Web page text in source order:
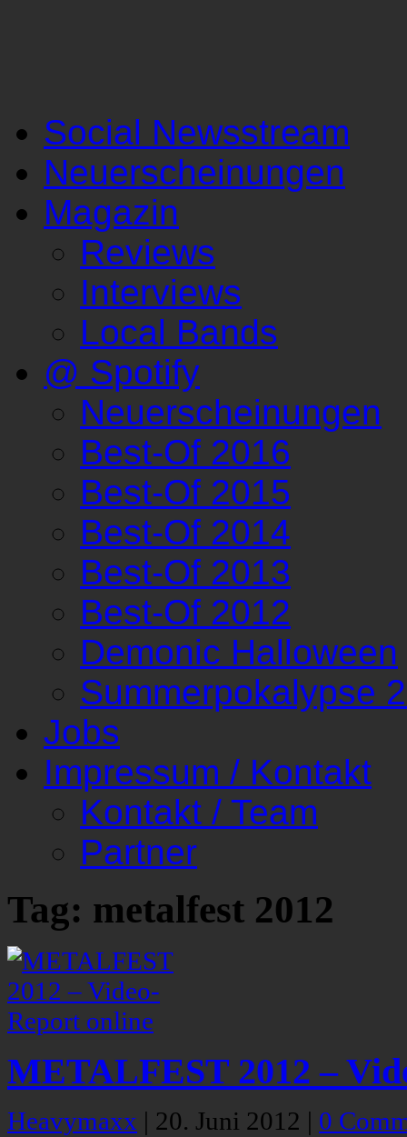
Social Newsstream
Neuerscheinungen
Magazin
Reviews
Interviews
Local Bands
@ Spotify
Neuerscheinungen
Best-Of 2016
Best-Of 2015
Best-Of 2014
Best-Of 2013
Best-Of 2012
Demonic Halloween
Summerpokalypse
Jobs
Impressum / Kontakt
Kontakt / Team
Partner
Tag: metalfest 2012
METALFEST 2012 –
Heavymaxx | 20. Juni 2012 | 0